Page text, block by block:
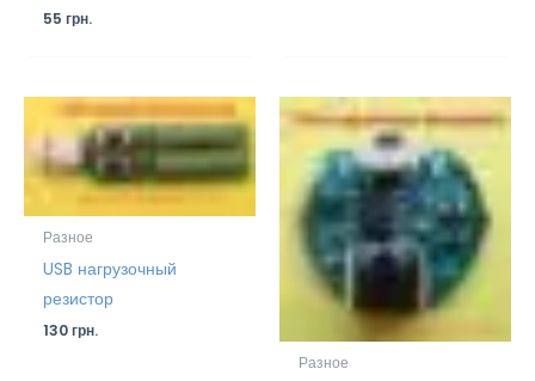
55грн.
Разное
USB нагрузочный
резистор
130грн.
Разное